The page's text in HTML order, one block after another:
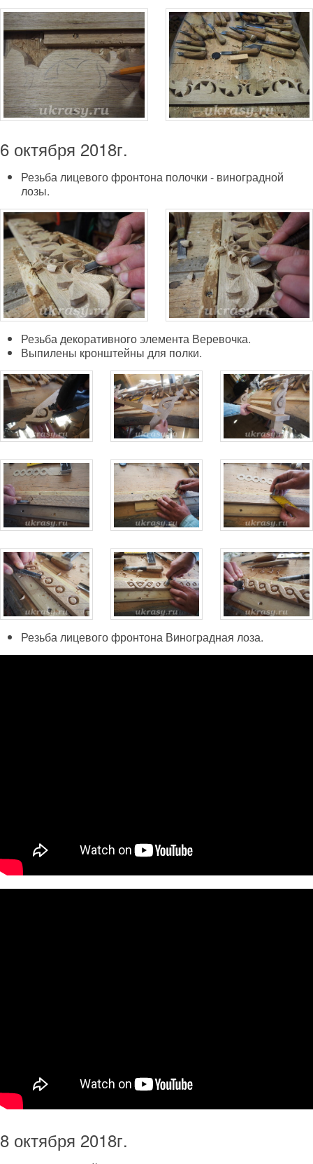
6 октября 2018г.
Резьба лицевого фронтона полочки - виноградной
лозы.
Резьба декоративного элемента Веревочка.
Выпилены кронштейны для полки.
Резьба лицевого фронтона Виноградная лоза.
8 октября 2018г.